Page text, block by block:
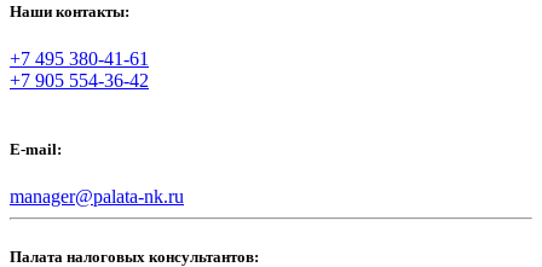
Наши контакты:
+7 495 380-41-61
+7 905 554-36-42
E-mail:
manager@palata-nk.ru
Палата налоговых консультантов: